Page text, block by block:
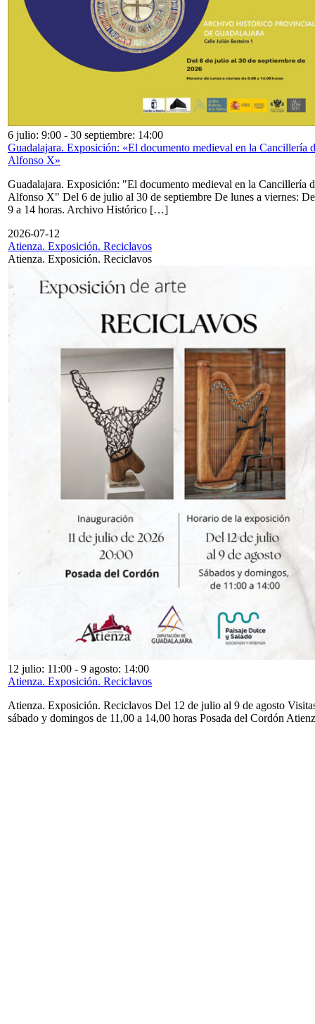
6 julio: 9:00 - 30 septiembre: 14:00
Guadalajara. Exposición: «El documento medieval en la Cancillería
Alfonso X»
Guadalajara. Exposición: "El documento medieval en la Cancillería
Alfonso X" Del 6 de julio al 30 de septiembre De lunes a viernes: De
9 a 14 horas. Archivo Histórico […]
2026-07-12
Atienza. Exposición. Reciclavos
Atienza. Exposición. Reciclavos
12 julio: 11:00 - 9 agosto: 14:00
Atienza. Exposición. Reciclavos
Atienza. Exposición. Reciclavos Del 12 de julio al 9 de agosto
sábado y domingos de 11,00 a 14,00 horas Posada del Cordón